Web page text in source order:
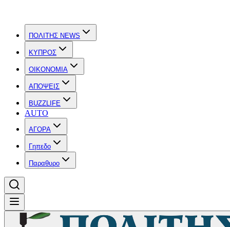
ΠΟΛΙΤΗΣ NEWS
ΚΥΠΡΟΣ
OIKONOMIA
ΑΠΟΨΕΙΣ
BUZZLIFE
AUTO
ΑΓΟΡΑ
Γηπεδο
Παραθυρο